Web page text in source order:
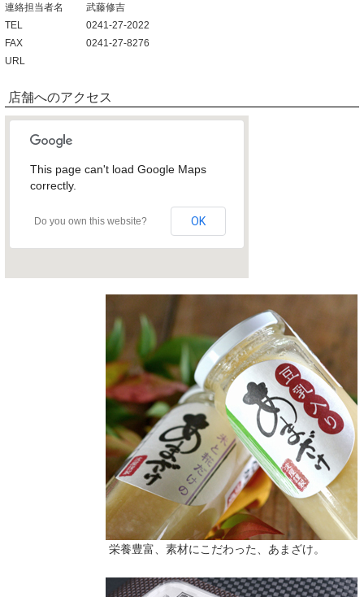
連絡担当者名
武藤修吉
TEL
0241-27-2022
FAX
0241-27-8276
URL
店舗へのアクセス
This page can't load Google Maps
correctly.
Do you own this website? OK
栄養豊富、素材にこだわった、あまざけ。